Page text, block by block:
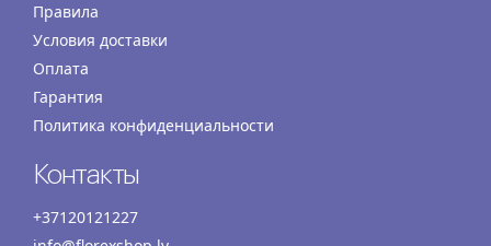
Правила
Условия доставки
Оплата
Гарантия
Политика конфиденциальности
Контакты
+37120121227